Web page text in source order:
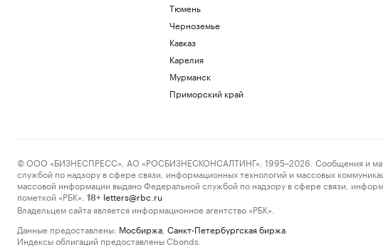
Тюмень
Черноземье
Кавказ
Карелия
Мурманск
Приморский край
© ООО «БИЗНЕСПРЕСС», АО «РОСБИЗНЕСКОНСАЛТИНГ», 1995–2026. Сообщения и
службой по надзору в сфере связи, информационных технологий и массовых
массовой информации выдано Федеральной службой по надзору в сфере связи,
пометкой «РБК».
18+ letters@rbc.ru
Владельцем сайта является информационное агентство «РБК».
Данные предоставлены: Мосбиржа Санкт-Петербургская биржа
Индексы облигаций предоставлены Cbonds.